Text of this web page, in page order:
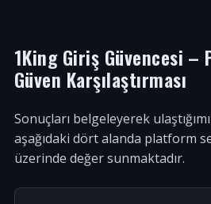
1King Giriş Güvencesi –
Güven Karşılaştırması
Sonuçları belgeleyerek
aşağıdaki dört alanda platform
üzerinde değer sunmaktadır.